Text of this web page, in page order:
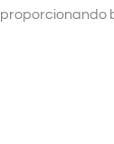
proporcionando